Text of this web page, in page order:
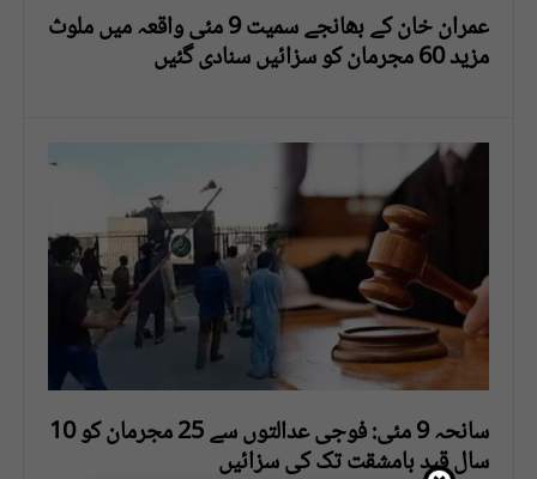
عمران خان کے بھانجے سمیت 9 مئی واقعہ میں ملوث
مزید 60 مجرمان کو سزائیں سنادی گئیں
سانحہ 9 مئی: فوجی عدالتوں سے 25 مجرمان کو 10
سال قید بامشقت تک کی سزائیں